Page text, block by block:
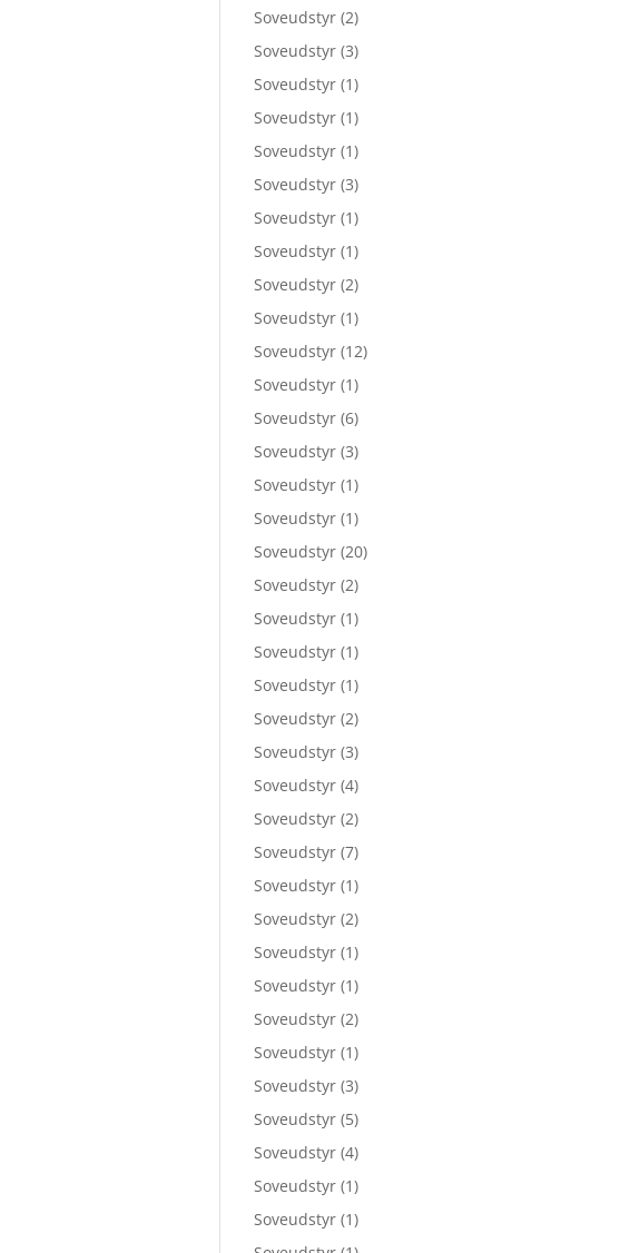
Soveudstyr (2)
Soveudstyr (3)
Soveudstyr (1)
Soveudstyr (1)
Soveudstyr (1)
Soveudstyr (3)
Soveudstyr (1)
Soveudstyr (1)
Soveudstyr (2)
Soveudstyr (1)
Soveudstyr (12)
Soveudstyr (1)
Soveudstyr (6)
Soveudstyr (3)
Soveudstyr (1)
Soveudstyr (1)
Soveudstyr (20)
Soveudstyr (2)
Soveudstyr (1)
Soveudstyr (1)
Soveudstyr (1)
Soveudstyr (2)
Soveudstyr (3)
Soveudstyr (4)
Soveudstyr (2)
Soveudstyr (7)
Soveudstyr (1)
Soveudstyr (2)
Soveudstyr (1)
Soveudstyr (1)
Soveudstyr (2)
Soveudstyr (1)
Soveudstyr (3)
Soveudstyr (5)
Soveudstyr (4)
Soveudstyr (1)
Soveudstyr (1)